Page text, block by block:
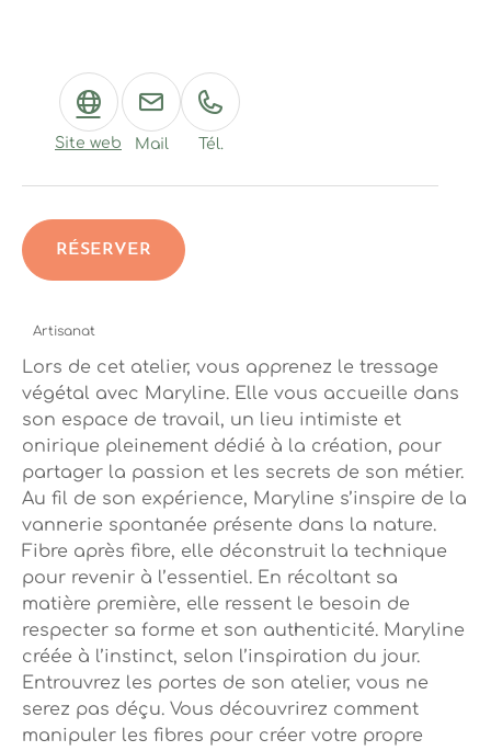
Artisanat
Lors de cet atelier, vous apprenez le tressage
végétal avec Maryline. Elle vous accueille dans
son espace de travail, un lieu intimiste et
onirique pleinement dédié à la création, pour
partager la passion et les secrets de son métier.
Au fil de son expérience, Maryline s’inspire de la
vannerie spontanée présente dans la nature.
Fibre après fibre, elle déconstruit la technique
pour revenir à l’essentiel. En récoltant sa
matière première, elle ressent le besoin de
respecter sa forme et son authenticité. Maryline
créée à l’instinct, selon l’inspiration du jour.
Entrouvrez les portes de son atelier, vous ne
serez pas déçu. Vous découvrirez comment
manipuler les fibres pour créer votre propre
Site web Mail Tél.
RÉSERVER